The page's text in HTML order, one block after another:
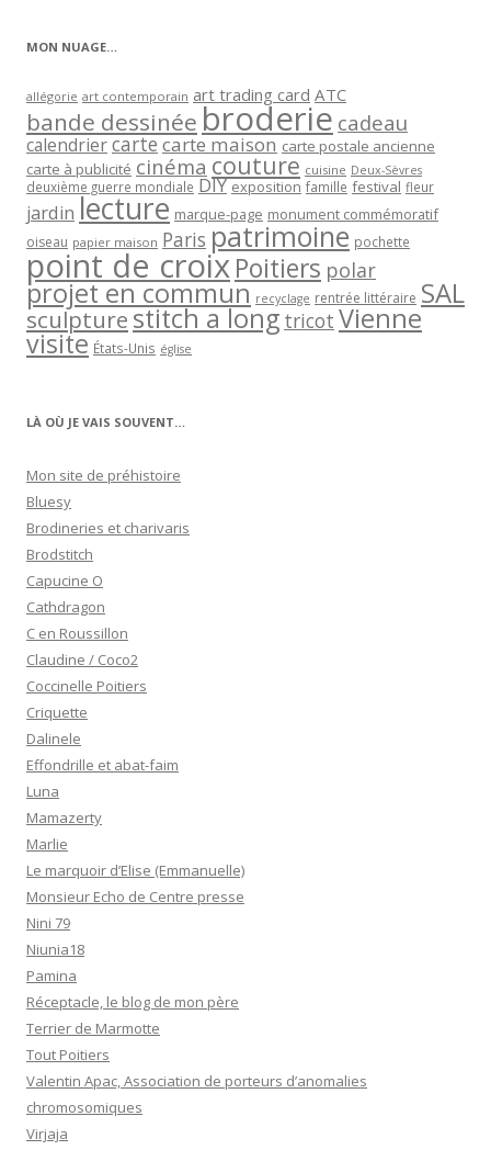
MON NUAGE…
allégorie art contemporain art trading card ATC
bande dessinée broderie cadeau
calendriercartecarte maison carte postale ancienne
carte à publicité cinéma couture cuisine Deux-Sèvres
deuxième guerre mondiale DIY exposition famille festival fleur
jardin lecture marque-page monument commémoratif
oiseau papier maison Paris patrimoine pochette
point de croixPoitiers polar
projet en commun recyclage rentrée littéraire SAL
sculpturestitch a long tricot Vienne
visite États-Unis église
LÀ OÙ JE VAIS SOUVENT…
Mon site de préhistoire
Bluesy
Brodineries et charivaris
Brodstitch
Capucine O
Cathdragon
C en Roussillon
Claudine / Coco2
Coccinelle Poitiers
Criquette
Dalinele
Effondrille et abat-faim
Luna
Mamazerty
Marlie
Le marquoir d’Elise (Emmanuelle)
Monsieur Echo de Centre presse
Nini 79
Niunia18
Pamina
Réceptacle, le blog de mon père
Terrier de Marmotte
Tout Poitiers
Valentin Apac, Association de porteurs d’anomalies
chromosomiques
Virjaja